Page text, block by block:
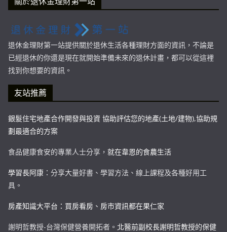
退休金理財第一站提供關於退休生活各種理財方面的資訊，不論是
已經退休的你還是現在就開始準備未來的退休計畫，都可以從這裡
找到你想要的資訊。
友站推薦
銀髮住宅地產合作開發與投資 協助評估您的地產(土地/建物),協助規
劃最適合的方案
食品健康食安的專業人士分享， 就在韋恩的食農生活
學習長阿康 ：分享大量好書、學習方法、線上課程及各種好用工
具。
房產知識大平台：買房看房、房市資訊都在果仁家
謝明哲教授-台灣保健營養開拓者。 北醫前副校長謝明哲教授的保健